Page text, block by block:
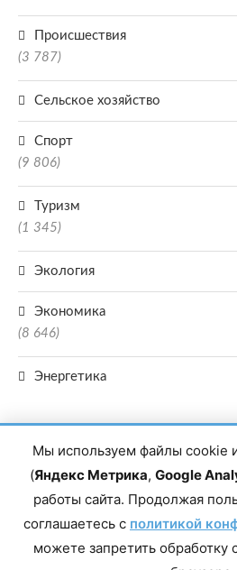
Происшествия
(3 787)
Сельское хозяйство
Спорт
(9 806)
Туризм
(1 345)
Экология
Экономика
(8 646)
Энергетика
Главный редактор сетевого издания
редакции: 8(988)-292-94-34 Почта:
Дагестан, г. Махачкала, пр-т
Копирование и использование полных
Мы используем файлы cookie
(Яндекс Метрика, Google
работы сайта. Продолжая
соглашаетесь с политикой
можете запретить обработку